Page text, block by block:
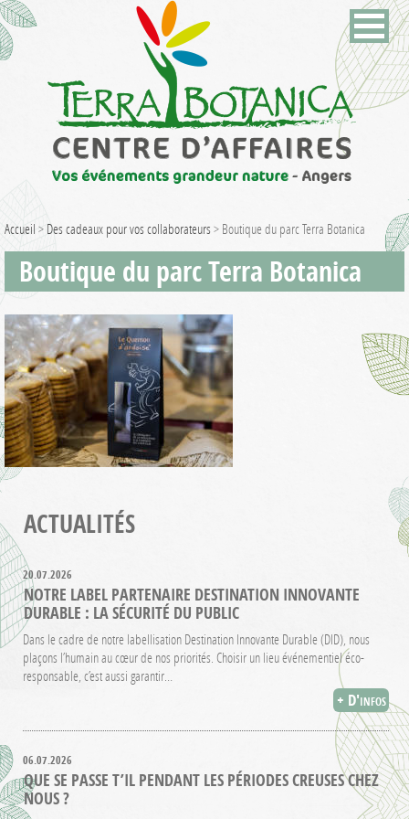
Accueil > Des cadeaux pour vos collaborateurs > Boutique du parc Terra Botanica
Boutique du parc Terra Botanica
ACTUALITÉS
20.07.2026
NOTRE LABEL PARTENAIRE DESTINATION INNOVANTE
DURABLE : LA SÉCURITÉ DU PUBLIC
Dans le cadre de notre labellisation Destination Innovante Durable (DID), nous
plaçons l’humain au cœur de nos priorités. Choisir un lieu événementiel éco-
responsable, c’est aussi garantir…
+ D'infos
06.07.2026
QUE SE PASSE T’IL PENDANT LES PÉRIODES CREUSES CHEZ
NOUS ?